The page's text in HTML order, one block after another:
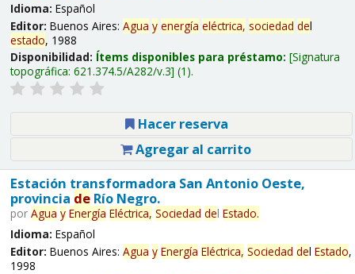
Idioma: Español
Editor: Buenos Aires: Agua y energía eléctrica, sociedad del
estado, 1988
Disponibilidad: Ítems disponibles para préstamo: Signatura
topográfica: 621.374.5/A282/v.3 (1).
Hacer reserva
Agregar al carrito
Estación transformadora San Antonio Oeste,
provincia deRío Negro.
por Agua y Energía Eléctrica, Sociedad del Estado.
Idioma: Español
Editor: Buenos Aires: Agua y Energía Eléctrica, Sociedad del Estado,
1998